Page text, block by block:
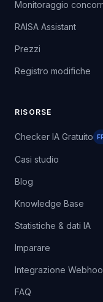
Monitoraggio
RAISA Assistant
Prezzi
Registro modifiche
RISORSE
Checker IA Gratuito
Casi studio
Blog
Knowledge Base
Statistiche & dati IA
Imparare
Integrazione
FAQ